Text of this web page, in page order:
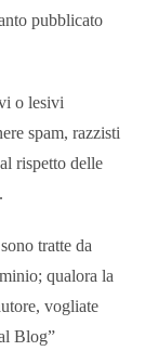
pubblicato
o lesivi
spam, razzisti
rispetto delle
tratte da
qualora la
vogliate
Blog”